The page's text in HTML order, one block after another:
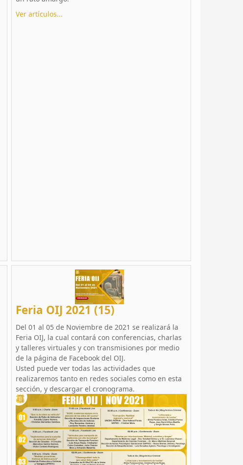
Ver artículos...
Feria OIJ 2021 (15)
Del 01 al 05 de Noviembre de 2021 se realizará la
Feria OIJ, la cual contará con conferencias, charlas
y talleres virtuales y con transmisiones por medio
de la página de Facebook del OIJ.
Usted puede ver todas las actividades que
realizaremos tanto en redes sociales como en esta
sección, y descargar el cronograma.